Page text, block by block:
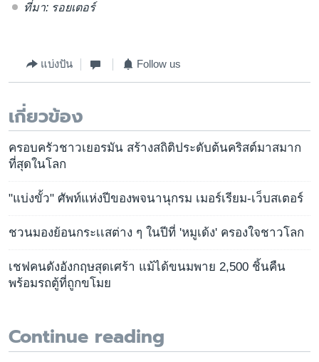
ที่มา: รอยเตอร์
แบ่งปัน Follow us
เกี่ยวข้อง
ครอบครัวชาวเยอรมัน สร้างสถิติประดับต้นคริสต์มาสมาก
ที่สุดในโลก
"แบ่งขั้ว" ศัพท์แห่งปีของพจนานุกรม เมอร์เรียม-เว็บสเตอร์
ชวนมองย้อนกระเเสต่าง ๆ ในปีที่ 'หมูเด้ง' ครองใจชาวโลก
เชฟคนดังอังกฤษสุดเศร้า แม้ได้ขนมพาย 2,500 ชิ้นคืน
พร้อมรถตู้ที่ถูกขโมย
Continue reading